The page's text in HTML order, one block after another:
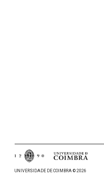
UNIVERSIDADE DE COIMBRA © 2026